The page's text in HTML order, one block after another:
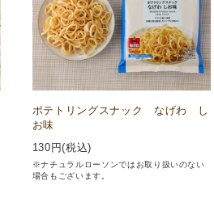
ポテトリングスナック なげわ し
お味
130 円(税込)
※ナチュラルローソンではお取り扱いのない
場合もございます。